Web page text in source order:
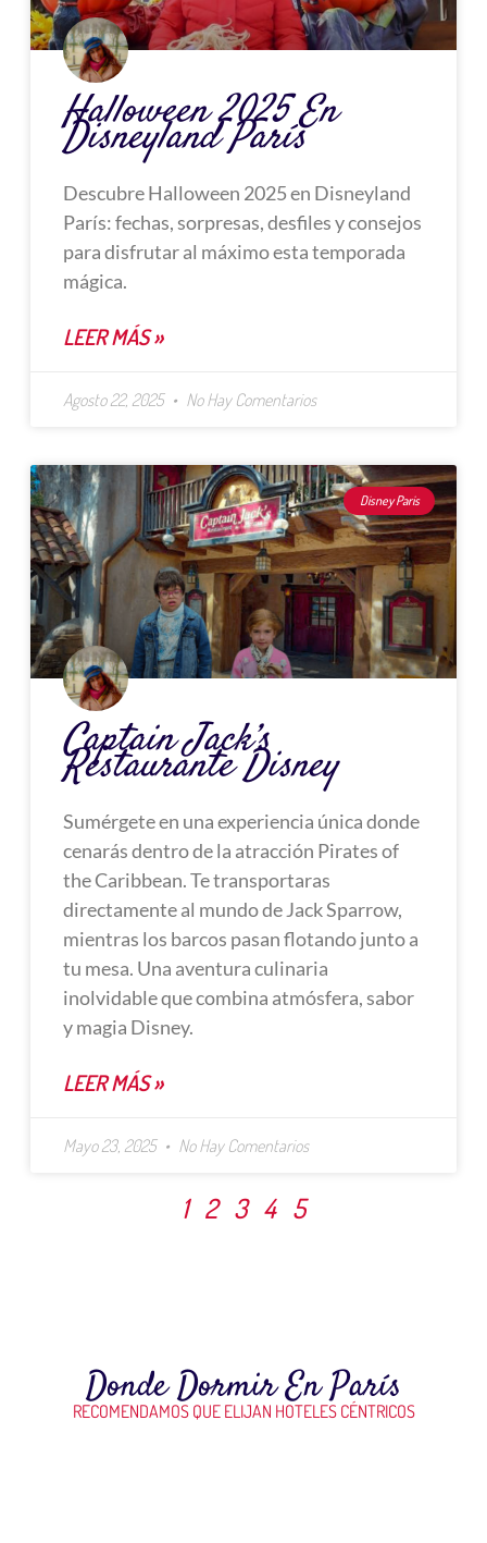
Halloween 2025 En
Disneyland París
Descubre Halloween 2025 en Disneyland
París: fechas, sorpresas, desfiles y consejos
para disfrutar al máximo esta temporada
mágica.
LEER MÁS »
Agosto 22, 2025 No Hay Comentarios
Disney Paris
Captain Jack’s
Restaurante Disney
Sumérgete en una experiencia única donde
cenarás dentro de la atracción Pirates of
the Caribbean. Te transportaras
directamente al mundo de Jack Sparrow,
mientras los barcos pasan flotando junto a
tu mesa. Una aventura culinaria
inolvidable que combina atmósfera, sabor
y magia Disney.
LEER MÁS »
Mayo 23, 2025 No Hay Comentarios
1 2 3 4 5
Donde Dormir En París
RECOMENDAMOS QUE ELIJAN HOTELES CÉNTRICOS